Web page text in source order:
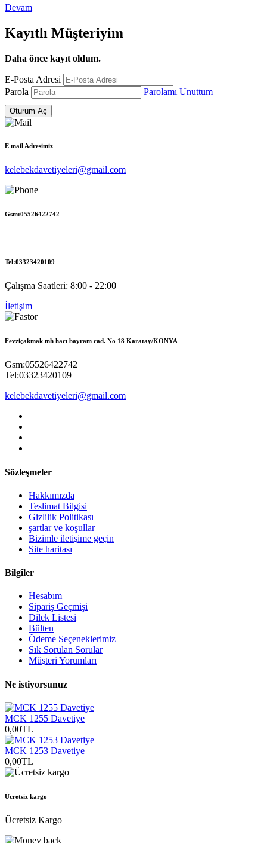
Devam
Kayıtlı Müşteriyim
Daha önce kayıt oldum.
E-Posta Adresi
Parola
Parolamı Unuttum
E mail Adresimiz
kelebekdavetiyeleri@gmail.com
Gsm:05526422742
Tel:03323420109
Çalışma Saatleri: 8:00 - 22:00
İletişim
Fevziçakmak mh hacı bayram cad. No 18 Karatay/KONYA
Gsm:05526422742
Tel:03323420109
kelebekdavetiyeleri@gmail.com
Sözleşmeler
Hakkımızda
Teslimat Bilgisi
Gizlilik Politikası
şartlar ve koşullar
Bizimle iletişime geçin
Site haritası
Bilgiler
Hesabım
Sipariş Geçmişi
Dilek Listesi
Bülten
Ödeme Seçeneklerimiz
Sık Sorulan Sorular
Müşteri Yorumları
Ne istiyorsunuz
MCK 1255 Davetiye
0,00TL
MCK 1253 Davetiye
0,00TL
Ücretsiz kargo
Ücretsiz Kargo